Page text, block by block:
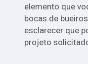
elemento que
bocas de
esclarecer que
projeto